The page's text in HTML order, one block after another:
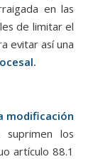
en las
de limitar el
evitar así una
modificación
suprimen los
artículo 88.1